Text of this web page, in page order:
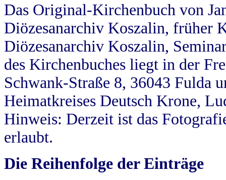
Das Original-Kirchenbuch von
Diözesanarchiv Koszalin, früher
Diözesanarchiv Koszalin,
des Kirchenbuches liegt in der
Schwank-Straße 8, 36043 Fulda
Heimatkreises Deutsch Krone,
Hinweis: Derzeit ist das
erlaubt.
Die Reihenfolge der Einträge